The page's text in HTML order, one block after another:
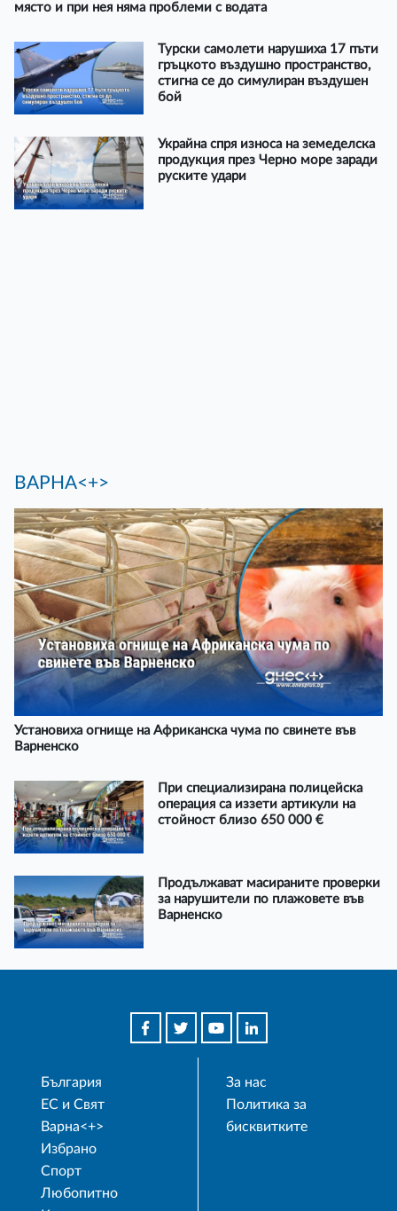
място и при нея няма проблеми с водата
Турски самолети нарушиха 17 пъти
гръцкото въздушно пространство,
стигна се до симулиран въздушен
бой
Украйна спря износа на земеделска
продукция през Черно море заради
руските удари
ВАРНА<+>
Установиха огнище на Африканска чума по свинете във
Варненско
При специализирана полицейска
операция са иззети артикули на
стойност близо 650 000 €
Продължават масираните проверки
за нарушители по плажовете във
Варненско
България
ЕС и Свят
Варна<+>
Избрано
Спорт
Любопитно
За нас
Политика за
бисквитките